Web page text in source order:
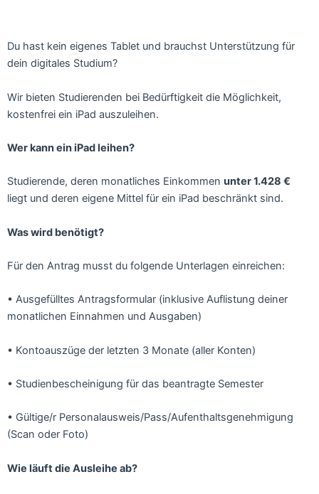
Du hast kein eigenes Tablet und brauchst Unterstützung für
dein digitales Studium?
Wir bieten Studierenden bei Bedürftigkeit die Möglichkeit,
kostenfrei ein iPad auszuleihen.
Wer kann ein iPad leihen?
Studierende, deren monatliches Einkommen unter 1.428 €
liegt und deren eigene Mittel für ein iPad beschränkt sind.
Was wird benötigt?
Für den Antrag musst du folgende Unterlagen einreichen:
• Ausgefülltes Antragsformular (inklusive Auflistung deiner
monatlichen Einnahmen und Ausgaben)
• Kontoauszüge der letzten 3 Monate (aller Konten)
• Studienbescheinigung für das beantragte Semester
• Gültige/r Personalausweis/Pass/Aufenthaltsgenehmigung
(Scan oder Foto)
Wie läuft die Ausleihe ab?